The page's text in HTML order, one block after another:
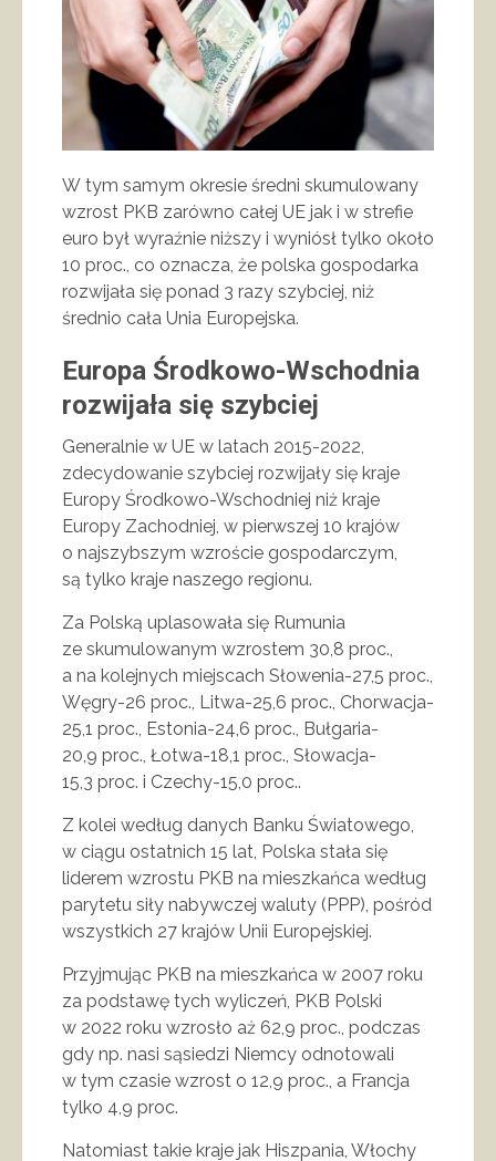
W tym samym okresie średni skumulowany
wzrost PKB zarówno całej UE jak i w strefie
euro był wyraźnie niższy i wyniósł tylko około
10 proc., co oznacza, że polska gospodarka
rozwijała się ponad 3 razy szybciej, niż
średnio cała Unia Europejska.
Europa Środkowo-Wschodnia
rozwijała się szybciej
Generalnie w UE w latach 2015-2022,
zdecydowanie szybciej rozwijały się kraje
Europy Środkowo-Wschodniej niż kraje
Europy Zachodniej, w pierwszej 10 krajów
o najszybszym wzroście gospodarczym,
są tylko kraje naszego regionu.
Za Polską uplasowała się Rumunia
ze skumulowanym wzrostem 30,8 proc.,
a na kolejnych miejscach Słowenia-27,5 proc.,
Węgry-26 proc., Litwa-25,6 proc., Chorwacja-
25,1 proc., Estonia-24,6 proc., Bułgaria-
20,9 proc., Łotwa-18,1 proc., Słowacja-
15,3 proc. i Czechy-15,0 proc..
Z kolei według danych Banku Światowego,
w ciągu ostatnich 15 lat, Polska stała się
liderem wzrostu PKB na mieszkańca według
parytetu siły nabywczej waluty (PPP), pośród
wszystkich 27 krajów Unii Europejskiej.
Przyjmując PKB na mieszkańca w 2007 roku
za podstawę tych wyliczeń, PKB Polski
w 2022 roku wzrosło aż 62,9 proc., podczas
gdy np. nasi sąsiedzi Niemcy odnotowali
w tym czasie wzrost o 12,9 proc., a Francja
tylko 4,9 proc.
Natomiast takie kraje jak Hiszpania, Włochy